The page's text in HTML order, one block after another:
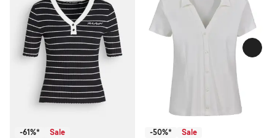
-61%* Sale -50%* Sale